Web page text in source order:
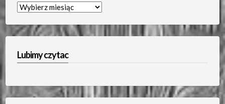
Archiwum…
Lubimy czytac